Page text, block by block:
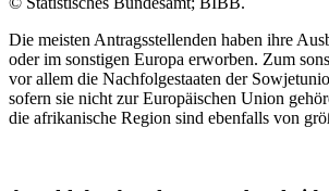
Die meisten Antragsstellenden haben ihre
oder im sonstigen Europa erworben. Zum
vor allem die Nachfolgestaaten der
sofern sie nicht zur Europäischen Union
die afrikanische Region sind ebenfalls von